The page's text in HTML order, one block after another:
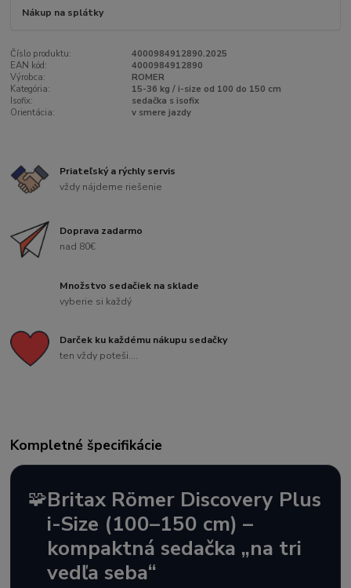
Nákup na splátky
Číslo produktu:
4000984912890.2025
EAN kód:
4000984912890
Výrobca:
ROMER
Kategória:
15-36 kg / i-size od 100 do 150 cm
Isofix:
sedačka s isofix
Orientácia:
v smere jazdy
Priateľský a rýchly servis
vždy nájdeme riešenie
Doprava zadarmo
nad 80€
Množstvo sedačiek na sklade
vyberie si každý
Darček ku každému nákupu sedačky
ten vždy poteši....
Kompletné špecifikácie
🧩Britax Römer Discovery Plus
i-Size (100–150 cm) –
kompaktná sedačka „na tri
vedľa seba“